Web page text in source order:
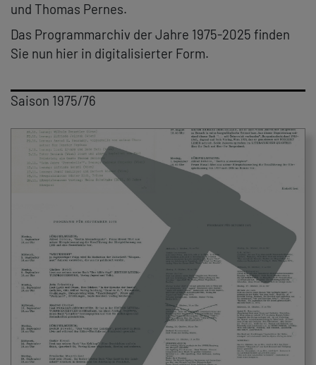
und Thomas Pernes.
Das Programmarchiv der Jahre 1975-2025 finden
Sie nun hier in digitalisierter Form.
Saison 1975/76